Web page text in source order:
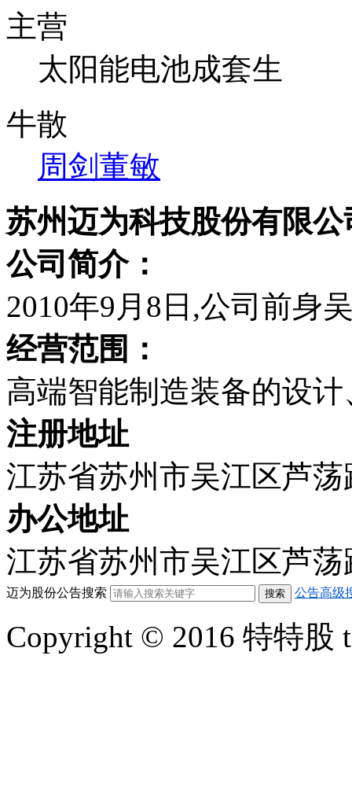
主营
太阳能电池成套生
牛散
周剑董敏
苏州迈为科技股份有限公
公司简介：
2010年9月8日,公司前身
经营范围：
高端智能制造装备的设
注册地址
江苏省苏州市吴江区芦荡
办公地址
江苏省苏州市吴江区芦荡
迈为股份公告搜索 公告高级
Copyright © 2016 特特股